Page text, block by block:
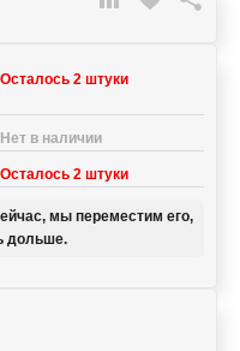
Осталось 2 штуки
Нет в наличии
Осталось 2 штуки
мы переместим его,
дольше.